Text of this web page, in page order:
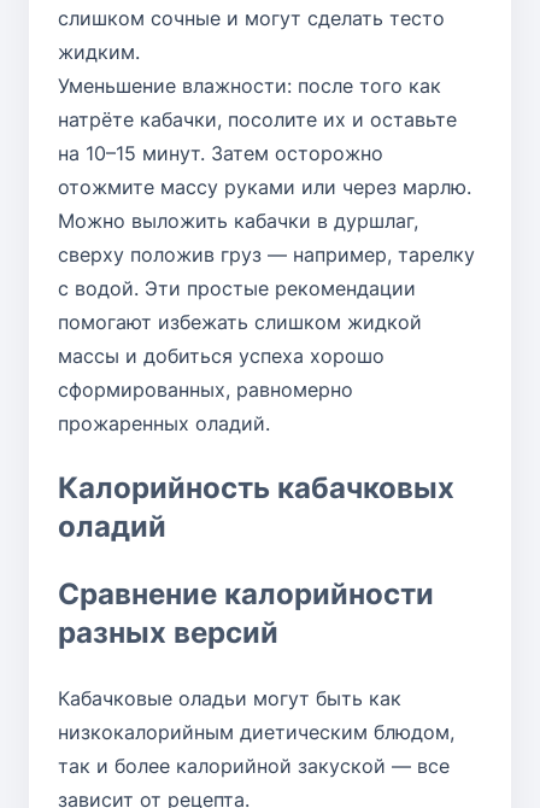
слишком сочные и могут сделать тесто
жидким.
Уменьшение влажности: после того как
натрёте кабачки, посолите их и оставьте
на 10–15 минут. Затем осторожно
отожмите массу руками или через марлю.
Можно выложить кабачки в дуршлаг,
сверху положив груз — например, тарелку
с водой. Эти простые рекомендации
помогают избежать слишком жидкой
массы и добиться успеха хорошо
сформированных, равномерно
прожаренных оладий.
Калорийность кабачковых
оладий
Сравнение калорийности
разных версий
Кабачковые оладьи могут быть как
низкокалорийным диетическим блюдом,
так и более калорийной закуской — все
зависит от рецепта.